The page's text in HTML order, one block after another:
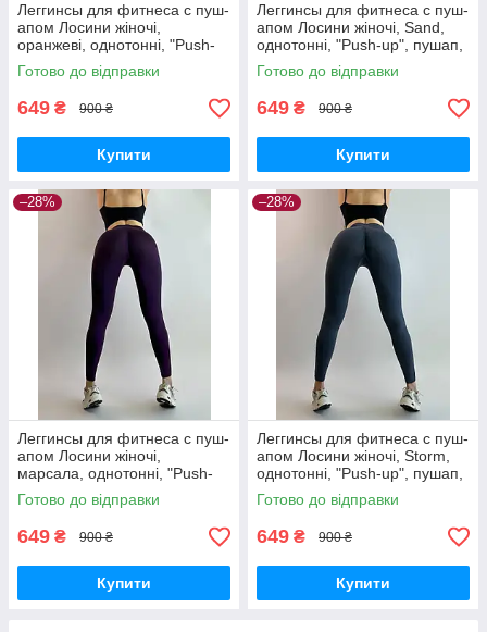
Леггинсы для фитнеса с пуш-
апом Лосини жіночі,
оранжеві, однотонні, "Push-
up", пушап, широкий пояс,
висока посадка
Готово до відправки
649 ₴ 900 ₴
Купити
Леггинсы для фитнеса с пуш-
апом Лосини жіночі, Sand,
однотонні, "Push-up", пушап,
широкий пояс, висока
посадка
Готово до відправки
649 ₴ 900 ₴
Купити
–28%
Леггинсы для фитнеса с пуш-
апом Лосини жіночі,
марсала, однотонні, "Push-
up", пушап, широкий пояс,
висока посадка
Готово до відправки
649 ₴ 900 ₴
Купити
–28%
Леггинсы для фитнеса с пуш-
апом Лосини жіночі, Storm,
однотонні, "Push-up", пушап,
широкий пояс, висока
посадка
Готово до відправки
649 ₴ 900 ₴
Купити